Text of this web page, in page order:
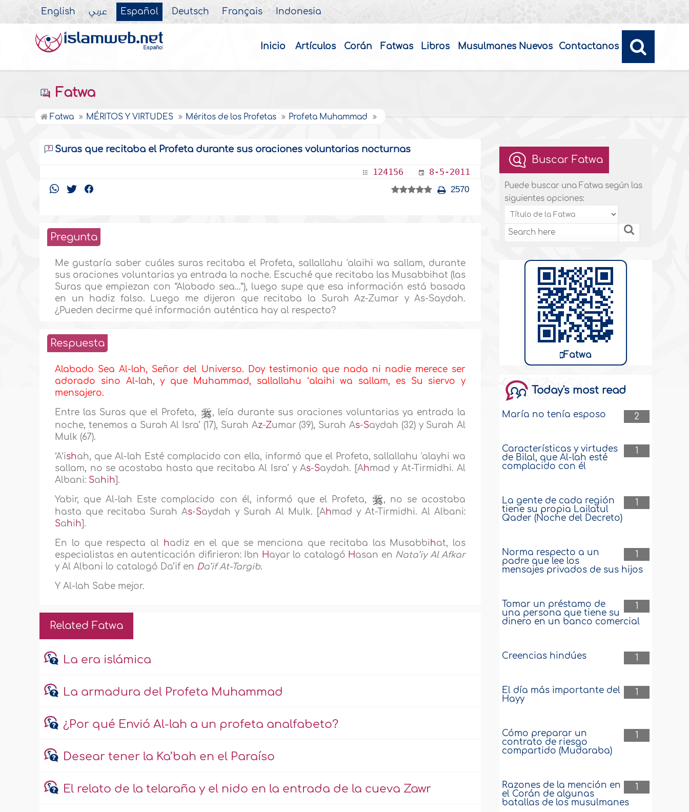
English عربي Español Deutsch Français Indonesia
Inicio Artículos Corán Fatwas Libros Musulmanes Nuevos Contactanos
Fatwa
Fatwa MÉRITOS Y VIRTUDES Méritos de los Profetas Profeta Muhammad
Suras que recitaba el Profeta durante sus oraciones voluntarias nocturnas
124156 8-5-2011
2570
Pregunta
Me gustaría saber cuáles suras recitaba el Profeta, sallallahu 'alaihi wa sallam, durante
sus oraciones voluntarias ya entrada la noche. Escuché que recitaba las Musabbihat (las
Suras que empiezan con “Alabado sea…”), luego supe que esa información está basada
en un hadiz falso. Luego me dijeron que recitaba la Surah Az-Zumar y As-Saydah.
¿Pueden decirme qué información auténtica hay al respecto?
Respuesta
Alabado Sea Al-lah, Señor del Universo. Doy testimonio que nada ni nadie merece ser
adorado sino Al-lah, y que Muhammad, sallallahu ‘alaihi wa sallam, es Su siervo y
mensajero.
Entre las Suras que el Profeta,
, leía durante sus oraciones voluntarias ya entrada la
noche, tenemos a Surah Al Isra’ (17), Surah Az-Zumar (39), Surah As-Saydah (32) y Surah Al
Mulk (67).
‘A’ishah, que Al-lah Esté complacido con ella, informó que el Profeta, sallallahu 'alayhi wa
sallam, no se acostaba hasta que recitaba Al Isra’ y As-Saydah. [Ahmad y At-Tirmidhi. Al
Albani: Sahih].
Yabir, que Al-lah Este complacido con él, informó que el Profeta,
, no se acostaba
hasta que recitaba Surah As-Saydah y Surah Al Mulk. [Ahmad y At-Tirmidhi. Al Albani:
Sahih].
En lo que respecta al hadiz en el que se menciona que recitaba las Musabbihat, los
especialistas en autenticación difirieron: Ibn Hayar lo catalogó Hasan en Nata’iy Al Afkar
y Al Albani lo catalogó Da’if en Da’if At-Targib.
Y Al-lah Sabe mejor.
Related Fatwa
La era islámica
La armadura del Profeta Muhammad
¿Por qué Envió Al-lah a un profeta analfabeto?
Desear tener la Ka’bah en el Paraíso
El relato de la telaraña y el nido en la entrada de la cueva Zawr
Buscar Fatwa
Puede buscar una Fatwa según las
siguientes opciones:
Fatwa
Today's most read
2
María no tenía esposo
1
Características y virtudes
de Bilal, que Al-lah esté
complacido con él
1
La gente de cada región
tiene su propia Lailatul
Qader (Noche del Decreto)
1
Norma respecto a un
padre que lee los
mensajes privados de sus hijos
1
Tomar un préstamo de
una persona que tiene su
dinero en un banco comercial
1
Creencias hindúes
1
El día más importante del
Hayy
1
Cómo preparar un
contrato de riesgo
compartido (Mudaraba)
1
Razones de la mención en
el Corán de algunas
batallas de los musulmanes